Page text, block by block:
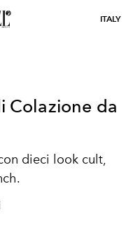
ITALY
Colazione da
dieci look cult,